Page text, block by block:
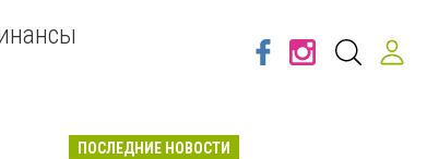
ПОСЛЕДНИЕ НОВОСТИ